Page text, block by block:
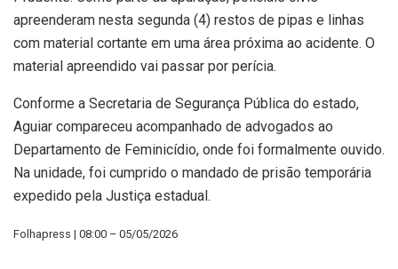
apreenderam nesta segunda (4) restos de pipas e linhas
com material cortante em uma área próxima ao acidente. O
material apreendido vai passar por perícia.
Conforme a Secretaria de Segurança Pública do estado,
Aguiar compareceu acompanhado de advogados ao
Departamento de Feminicídio, onde foi formalmente ouvido.
Na unidade, foi cumprido o mandado de prisão temporária
expedido pela Justiça estadual.
Folhapress | 08:00 – 05/05/2026